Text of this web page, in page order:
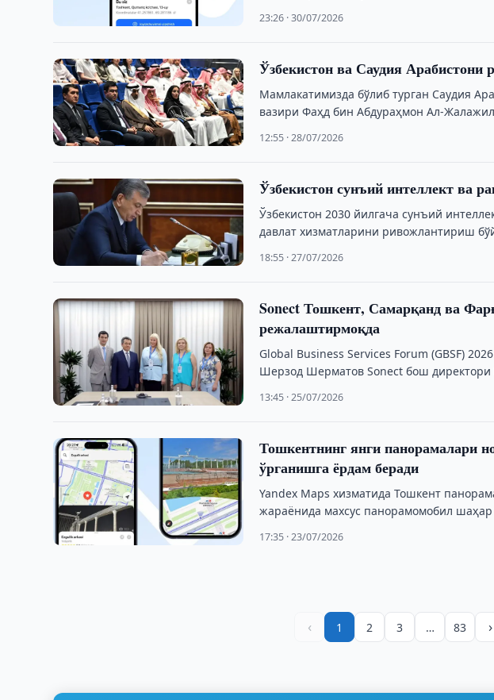
23:26 · 30/07/2026
Ўзбекистон ва Саудия
Мамлакатимизда бўлиб турган Саудия
вазири Фаҳд бин Абдураҳмон Ал-
12:55 · 28/07/2026
Ўзбекистон сунъий интеллект ва
Ўзбекистон 2030 йилгача сунъий
давлат хизматларини ривожлантириш
18:55 · 27/07/2026
Sonect Тошкент, Самарқанд ва
режалаштирмоқда
Global Business Services Forum (GBSF)
Шерзод Шерматов Sonect бош
13:45 · 25/07/2026
Тошкентнинг янги панорамалари
ўрганишга ёрдам беради
Yandex Maps хизматида Тошкент
жараёнида махсус панорамомобил
17:35 · 23/07/2026
‹ 1 2 3 … 83 ›